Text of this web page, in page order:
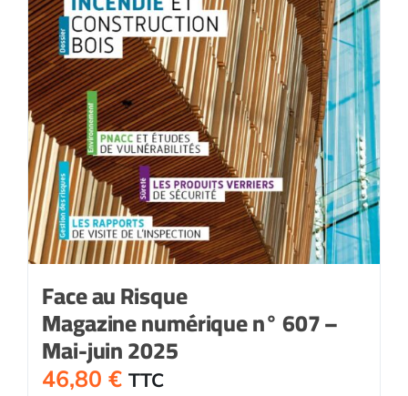
Face au Risque
Magazine numérique n° 607 –
Mai-juin 2025
46,80 € TTC